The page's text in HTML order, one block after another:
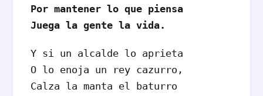
Por mantener lo que piensa
Juega la gente la vida.
Y si un alcalde lo aprieta
O lo enoja un rey cazurro,
Calza la manta el baturro